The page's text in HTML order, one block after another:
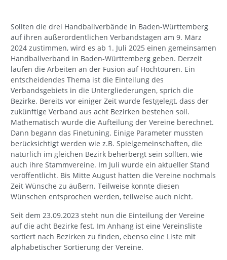
Sollten die drei Handballverbände in Baden-Württemberg
auf ihren außerordentlichen Verbandstagen am 9. März
2024 zustimmen, wird es ab 1. Juli 2025 einen gemeinsamen
Handballverband in Baden-Württemberg geben. Derzeit
laufen die Arbeiten an der Fusion auf Hochtouren. Ein
entscheidendes Thema ist die Einteilung des
Verbandsgebiets in die Untergliederungen, sprich die
Bezirke. Bereits vor einiger Zeit wurde festgelegt, dass der
zukünftige Verband aus acht Bezirken bestehen soll.
Mathematisch wurde die Aufteilung der Vereine berechnet.
Dann begann das Finetuning. Einige Parameter mussten
berücksichtigt werden wie z.B. Spielgemeinschaften, die
natürlich im gleichen Bezirk beherbergt sein sollten, wie
auch ihre Stammvereine. Im Juli wurde ein aktueller Stand
veröffentlicht. Bis Mitte August hatten die Vereine nochmals
Zeit Wünsche zu äußern. Teilweise konnte diesen
Wünschen entsprochen werden, teilweise auch nicht.
Seit dem 23.09.2023 steht nun die Einteilung der Vereine
auf die acht Bezirke fest. Im Anhang ist eine Vereinsliste
sortiert nach Bezirken zu finden, ebenso eine Liste mit
alphabetischer Sortierung der Vereine.